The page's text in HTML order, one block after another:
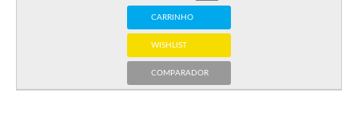
CARRINHO
WISHLIST
COMPARADOR